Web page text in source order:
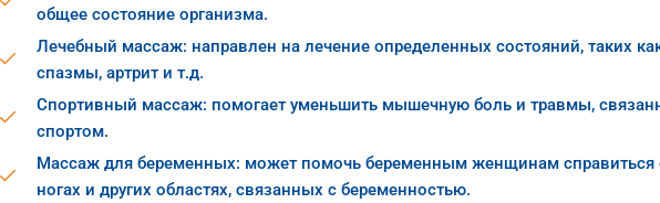
общее состояние организма.
Лечебный массаж: направлен на лечение определенных состояний, таких
спазмы, артрит и т.д.
Спортивный массаж: помогает уменьшить мышечную боль и травмы,
спортом.
Массаж для беременных: может помочь беременным женщинам справиться
ногах и других областях, связанных с беременностью.